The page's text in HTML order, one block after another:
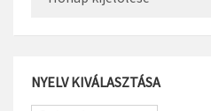
NYELV KIVÁLASZTÁSA